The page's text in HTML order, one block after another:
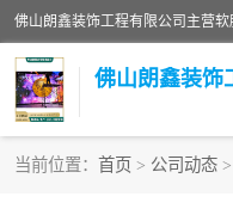
佛山朗鑫装饰
当前位置： 首页 > 公司动态